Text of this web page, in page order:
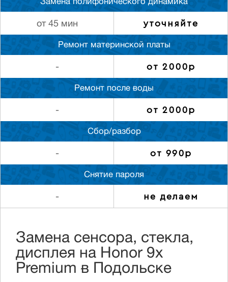
Замена полифонического динамика
от 45 мин уточняйте
Ремонт материнской платы
- от 2000р
Ремонт после воды
- от 2000р
Сбор/разбор
- от 990р
Снятие пароля
- не делаем
Замена сенсора, стекла,
дисплея на Honor 9x
Premium в Подольске